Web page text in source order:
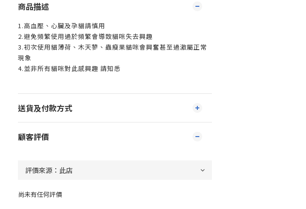
商品描述
1.高血壓、心臟及孕貓請慎用
2.避免頻繁使用過於頻繁會導致貓咪失去興趣
3.初次使用貓薄荷、木天蓼、蟲瘦果貓咪會興奮甚至過激屬正常
現象
4.並非所有貓咪對此感興趣 請知悉
送貨及付款方式
顧客評價
尚未有任何評價